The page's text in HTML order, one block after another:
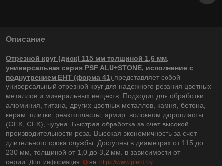
Описание
Отрезной круг (диск) 115 мм толщиной 1,6 мм,
универсальная серия PSF ALU+STONE, исполнение с
поднутрением EHT (форма 41) представляет собой
универсальный отрезной круг для надежного резания цветных
металлов и минеральных веществ. Подходит для обработки
алюминия, титана, других цветных металлов, камня, бетона,
керам. плитки, реактопласты, армир. волокном дюропласты
(GFK, CFK), чугуна. Быстрая обработка за счет высокой
производительности реза. Высокая экономичность за счет
длительного срока службы. Доступны в диаметрах от 115 до
230 мм, толщиной от 1,0 до 3,2 мм. в зависимости от
серии.
Доп. информация на https://www.pferd.by